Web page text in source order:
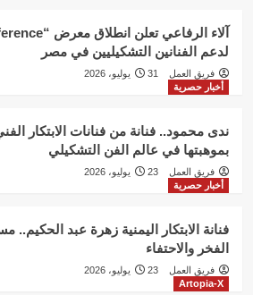
لدعم الفنانين التشكيليين في مصر
فريق العمل
31 يوليو، 2026
أخبار حصرية
ندى محمود.. فنانة من فنانات الابتكار
بموهبتها في عالم الفن التشكيلي
فريق العمل
23 يوليو، 2026
أخبار حصرية
فنانة الابتكار اليمنية زهرة عبد
الفخر والاحتفاء
فريق العمل
23 يوليو، 2026
Artopia-X